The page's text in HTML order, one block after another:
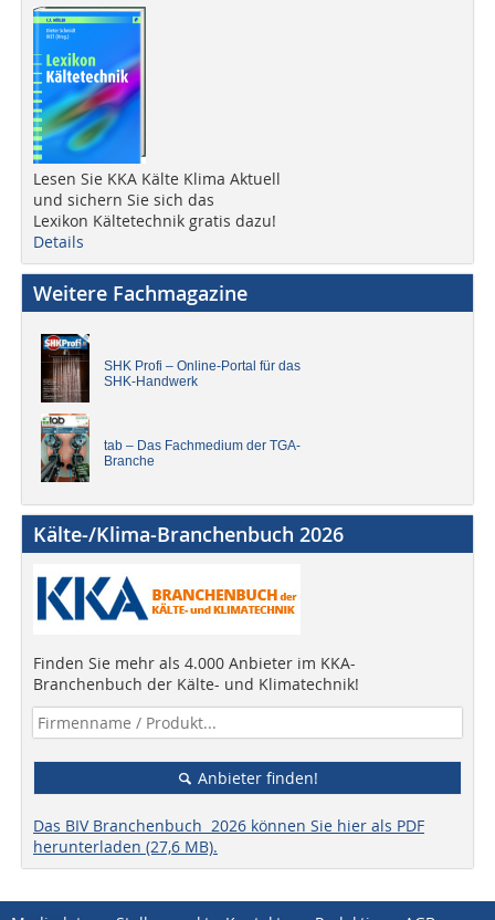
Lesen Sie KKA Kälte Klima Aktuell
und sichern Sie sich das
Lexikon Kältetechnik gratis dazu!
Details
Weitere Fachmagazine
SHK Profi – Online-Portal für das
SHK-Handwerk
tab – Das Fachmedium der TGA-
Branche
Kälte-/Klima-Branchenbuch 2026
Finden Sie mehr als 4.000 Anbieter im KKA-
Branchenbuch der Kälte- und Klimatechnik!
Anbieter finden!
Das BIV Branchenbuch 2026 können Sie hier als PDF
herunterladen (27,6 MB).